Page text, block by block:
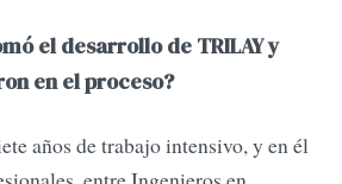
el desarrollo de TRILAY y
en el proceso?
años de trabajo intensivo, y en él